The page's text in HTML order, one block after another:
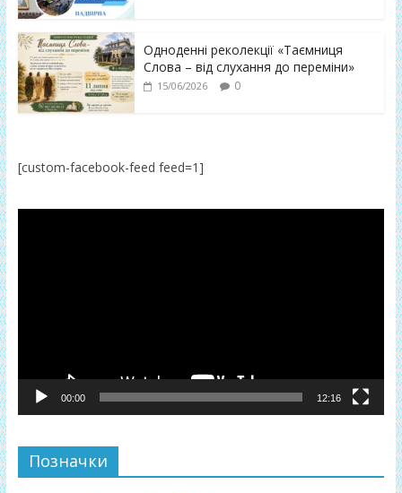
Одноденні реколекції «Таємниця
Слова – від слухання до переміни»
15/06/2026 0
[custom-facebook-feed feed=1]
00:00 12:16
Позначки